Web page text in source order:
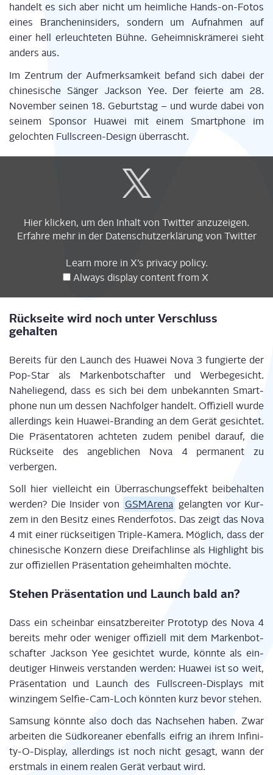
han­delt es sich aber nicht um heim­li­che Hands-on-Fotos
eines Bran­chen­in­si­ders, son­dern um Auf­nah­men auf
einer hell erleuch­te­ten Büh­ne. Geheim­nis­krä­me­rei sieht
anders aus.
Im Zen­trum der Auf­merk­sam­keit befand sich dabei der
chi­ne­si­sche Sän­ger Jack­son Yee. Der fei­er­te am 28.
Novem­ber sei­nen 18. Geburts­tag – und wur­de dabei von
sei­nem Spon­sor Hua­wei mit einem Smart­phone im
geloch­ten Full­screen-Design überrascht.
content
from
Hier kli­cken, um den Inhalt von Twit­ter anzuzeigen.
Erfah­re mehr in der Daten­schutz­er­klä­rungvon Twitter
Learn more in X’s pri­va­cy poli­cy.
Always dis­play con­tent from X
Rück­sei­te wird noch unter Ver­schluss
gehalten
Bereits für den Launch des Hua­wei Nova 3 fun­gier­te der
Pop-Star als Mar­ken­bot­schaf­ter und Wer­be­ge­sicht.
Nahe­lie­gend, dass es sich bei dem unbe­kann­ten Smart­
phone nun um des­sen Nach­fol­ger han­delt. Offi­zi­ell wur­de
aller­dings kein Hua­wei-Bran­ding an dem Gerät gesich­tet.
Die Prä­sen­ta­to­ren ach­te­ten zudem peni­bel dar­auf, die
Rück­sei­te des angeb­li­chen Nova 4 per­ma­nent zu
verbergen.
Soll hier viel­leicht ein Über­ra­schungs­ef­fekt bei­be­hal­ten
wer­den? Die Insi­der von GSMA­re­na gelang­ten vor Kur­
zem in den Besitz eines Ren­der­fo­tos. Das zeigt das Nova
4 mit einer rück­sei­ti­gen Tri­ple-Kame­ra. Mög­lich, dass der
chi­ne­si­sche Kon­zern die­se Drei­fach­lin­se als High­light bis
zur offi­zi­el­len Prä­sen­ta­ti­on geheim­hal­ten möchte.
Ste­hen Prä­sen­ta­ti­on und Launch bald an?
Dass ein schein­bar ein­satz­be­rei­ter Pro­to­typ des Nova 4
bereits mehr oder weni­ger offi­zi­ell mit dem Mar­ken­bot­
schaf­ter Jack­son Yee gesich­tet wur­de, könn­te als ein­
deu­ti­ger Hin­weis ver­stan­den wer­den: Hua­wei ist so weit,
Prä­sen­ta­ti­on und Launch des Full­screen-Dis­plays mit
win­zin­gem Sel­fie-Cam-Loch könn­ten kurz bevor stehen.
Sam­sung könn­te also doch das Nach­se­hen haben. Zwar
arbei­ten die Süd­ko­rea­ner eben­falls eif­rig an ihrem Infi­ni­
ty-O-Dis­play, aller­dings ist noch nicht gesagt, wann der
erst­mals in einem rea­len Gerät ver­baut wird.